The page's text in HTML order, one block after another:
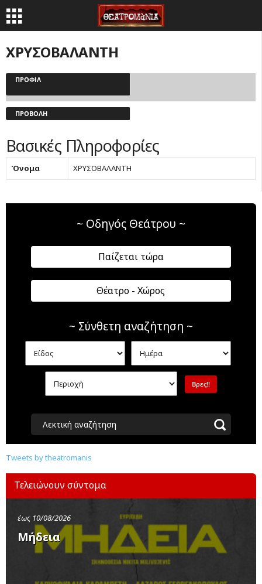
ΧΡΥΣΟΒΑΛΑΝΤΗ
ΠΡΟΦΊΛ
ΠΡΟΒΟΛΉ
Βασικές Πληροφορίες
Όνομα ΧΡΥΣΟΒΑΛΑΝΤΗ
~ Οδηγός Θεάτρου ~
Παίζεται τώρα
Θέατρο - Χώρος
~ Σύνθετη αναζήτηση ~
Λεκτική αναζήτηση
Tweets by theatromanis
Τελειώνουν σύντομα
έως 10/08/2026
Μήδεια